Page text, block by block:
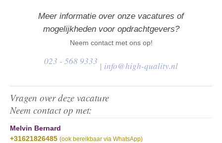
Vragen over deze vacature
Neem contact op met:
Melvin Bernard
+31621826485 (ook bereikbaar via WhatsApp)
Meer informatie over onze vacatures of
mogelijkheden voor opdrachtgevers?
Neem contact met ons op!
023 - 568 9333 | info@high-quality.nl